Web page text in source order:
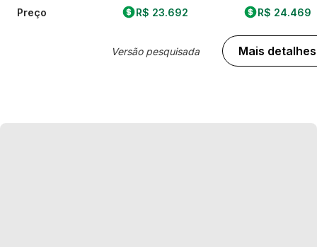
Preço R$ 23.692
Versão pesquisada
R$ 24.469
Mais detalhes